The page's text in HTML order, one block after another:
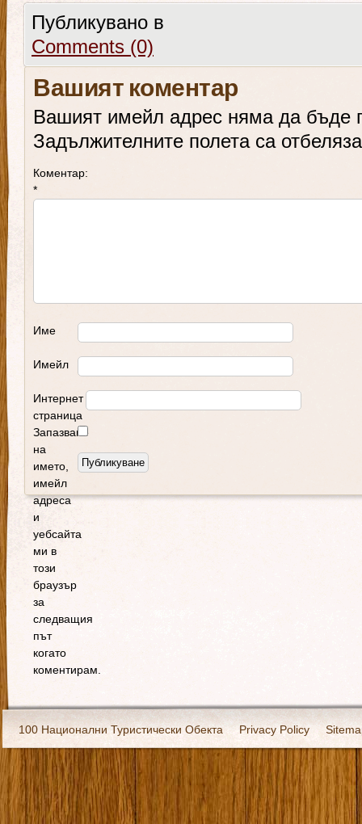
Публикувано в
Comments (0)
Вашият коментар
Вашият имейл адрес няма да бъде
Задължителните полета са
Коментар:
*
Име
Имейл
Интернет
страница
Запазване
на
името,
имейл
адреса
и
уебсайта
ми в
този
браузър
за
следващия
път
когато
коментирам.
100 Национални Туристически Обекта Privacy Policy
Екипировка За нас Имало едно време Кивоторият.
Ковчега със светите мощи на Свети Григорий Каллидис